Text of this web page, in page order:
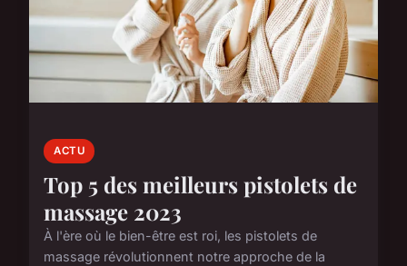
ACTU
Top 5 des meilleurs pistolets de
massage 2023
À l'ère où le bien-être est roi, les pistolets de
massage révolutionnent notre approche de la